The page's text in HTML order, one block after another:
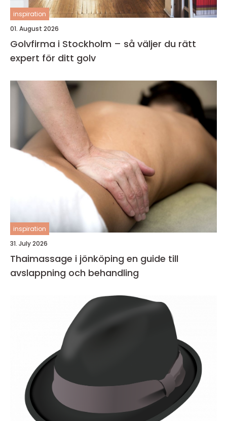
inspiration
01. August 2026
Golvfirma i Stockholm – så väljer du rätt
expert för ditt golv
inspiration
31. July 2026
Thaimassage i jönköping en guide till
avslappning och behandling